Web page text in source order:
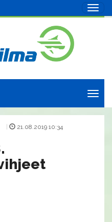
21.08.2019 10:34